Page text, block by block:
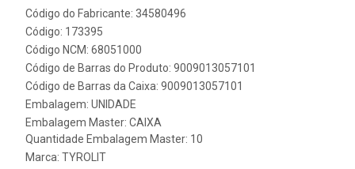
Código do Fabricante: 34580496
Código: 173395
Código NCM: 68051000
Código de Barras do Produto: 9009013057101
Código de Barras da Caixa: 9009013057101
Embalagem: UNIDADE
Embalagem Master: CAIXA
Quantidade Embalagem Master: 10
Marca: TYROLIT